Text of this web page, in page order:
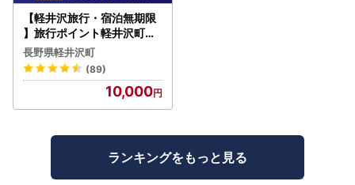
【軽井沢旅行・宿泊無期限
】旅行ポイント軽井沢町ふ
るなびトラベルポイント
長野県軽井沢町
(89)
10,000
ランキングをもっと見る